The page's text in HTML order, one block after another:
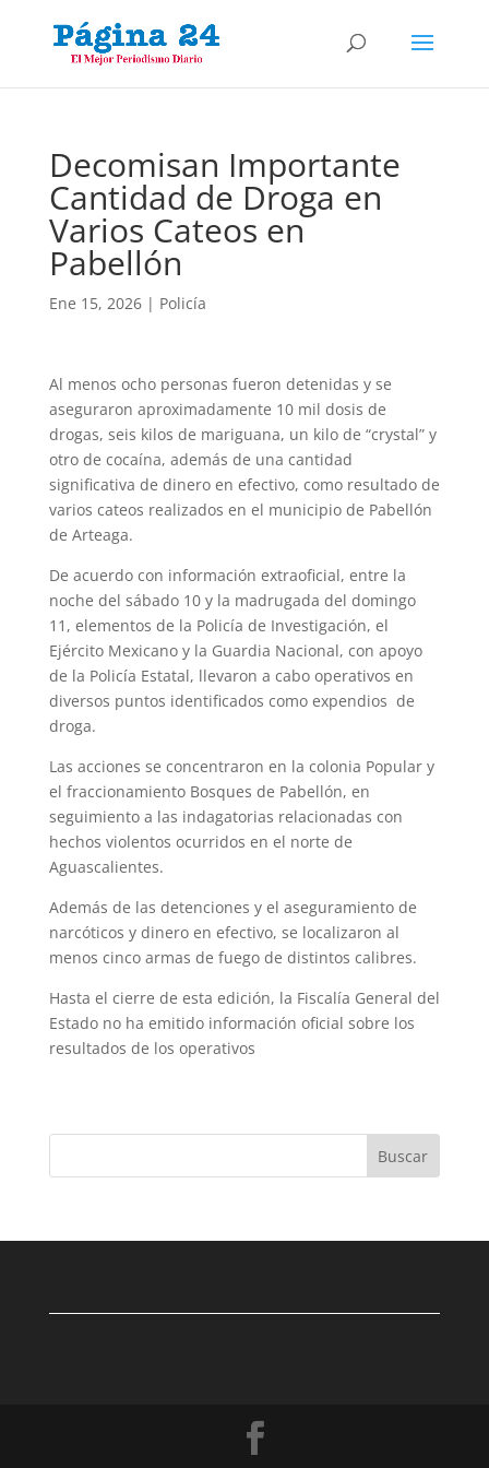
Decomisan Importante
Cantidad de Droga en
Varios Cateos en
Pabellón
Ene 15, 2026| Policía
Al menos ocho personas fueron detenidas y se
aseguraron aproximadamente 10 mil dosis de
drogas, seis kilos de mariguana, un kilo de “crystal” y
otro de cocaína, además de una cantidad
significativa de dinero en efectivo, como resultado de
varios cateos realizados en el municipio de Pabellón
de Arteaga.
De acuerdo con información extraoficial, entre la
noche del sábado 10 y la madrugada del domingo
11, elementos de la Policía de Investigación, el
Ejército Mexicano y la Guardia Nacional, con apoyo
de la Policía Estatal, llevaron a cabo operativos en
diversos puntos identificados como expendios de
droga.
Las acciones se concentraron en la colonia Popular y
el fraccionamiento Bosques de Pabellón, en
seguimiento a las indagatorias relacionadas con
hechos violentos ocurridos en el norte de
Aguascalientes.
Además de las detenciones y el aseguramiento de
narcóticos y dinero en efectivo, se localizaron al
menos cinco armas de fuego de distintos calibres.
Hasta el cierre de esta edición, la Fiscalía General del
Estado no ha emitido información oficial sobre los
resultados de los operativos
Buscar